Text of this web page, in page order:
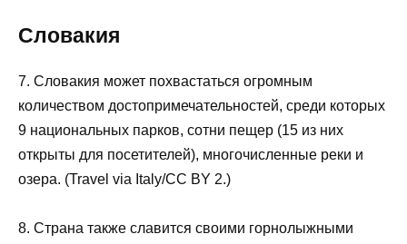
Словакия
7. Словакия может похвастаться огромным
количеством достопримечательностей, среди которых
9 национальных парков, сотни пещер (15 из них
открыты для посетителей), многочисленные реки и
озера. (Travel via Italy/CC BY 2.)
8. Страна также славится своими горнолыжными